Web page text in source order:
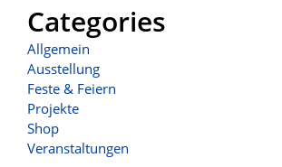
Categories
Allgemein
Ausstellung
Feste & Feiern
Projekte
Shop
Veranstaltungen